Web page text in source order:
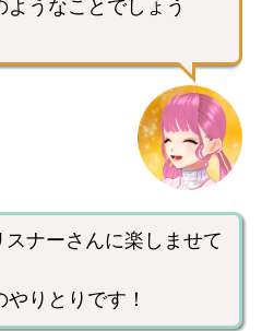
うなことでしょう
ナーさんに楽しませて
りとりです！